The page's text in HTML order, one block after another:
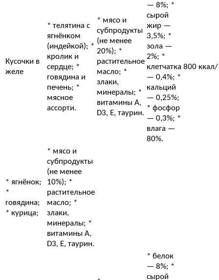
Кусочки в
желе
* телятина с
ягнёнком
(индейкой); *
кролик и
сердце; *
говядина и
печень; *
мясное
ассорти.
* мясо и
субпродукты
(не менее
20%); *
растительное
масло; *
злаки,
минералы; *
витамины A,
D3, E, таурин.
— 8%; *
сырой
жир —
3,5%; *
зола —
2%; *
клетчатка
— 0,4%; *
кальций
— 0,25%;
* фосфор
— 0,3%; *
влага —
80%.
800 ккал/
* ягнёнок;
*
говядина;
* курица;
* мясо и
субпродукты
(не менее
10%); *
растительное
масло; *
злаки,
минералы; *
витамины A,
D3, E, таурин.
* белок
— 8%; *
сырой